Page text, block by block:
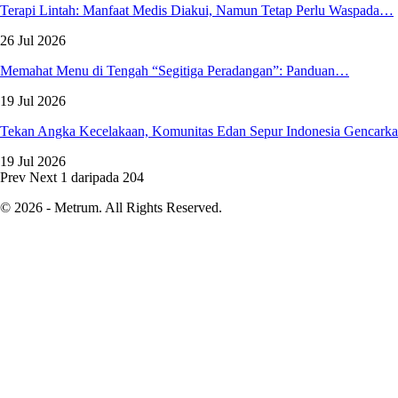
Terapi Lintah: Manfaat Medis Diakui, Namun Tetap Perlu Waspada…
26 Jul 2026
Memahat Menu di Tengah “Segitiga Peradangan”: Panduan…
19 Jul 2026
Tekan Angka Kecelakaan, Komunitas Edan Sepur Indonesia
19 Jul 2026
Prev Next 1 daripada 204
© 2026 - Metrum. All Rights Reserved.